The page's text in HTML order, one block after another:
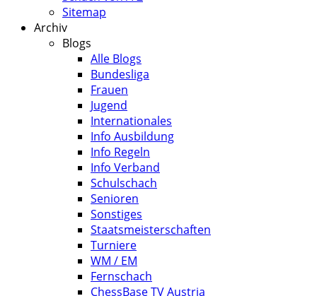
Sitemap
Archiv
Blogs
Alle Blogs
Bundesliga
Frauen
Jugend
Internationales
Info Ausbildung
Info Regeln
Info Verband
Schulschach
Senioren
Sonstiges
Staatsmeisterschaften
Turniere
WM / EM
Fernschach
ChessBase TV Austria